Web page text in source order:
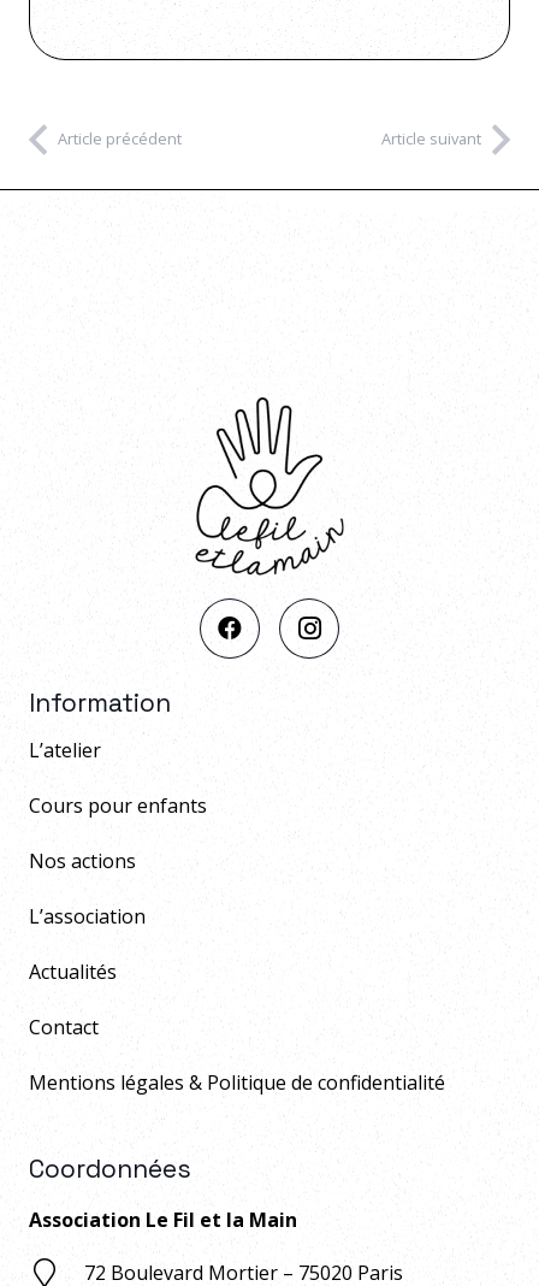
Article précédent Article suivant
Information
L’atelier
Cours pour enfants
Nos actions
L’association
Actualités
Contact
Mentions légales & Politique de confidentialité
Coordonnées
Association Le Fil et la Main
72 Boulevard Mortier – 75020 Paris